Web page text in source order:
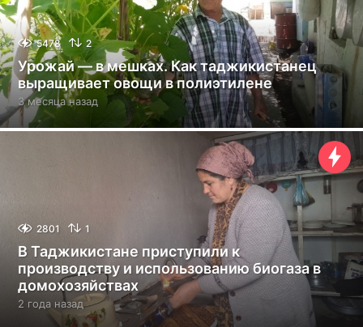
5478 2
Урожай — в мешках. Как таджикистанец
выращивает овощи в полиэтилене
3 месяца назад
е
а
д
2801 1
В Таджикистане приступили к
производству и использованию биогаза в
домохозяйствах
2 года назад2
г